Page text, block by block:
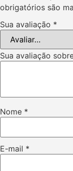
obrigatórios são
Sua avaliação *
Sua avaliação
Nome *
E-mail *